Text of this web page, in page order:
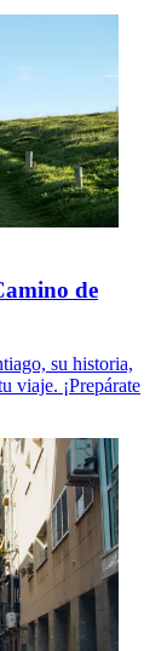
de
su historia,
viaje. ¡Prepárate